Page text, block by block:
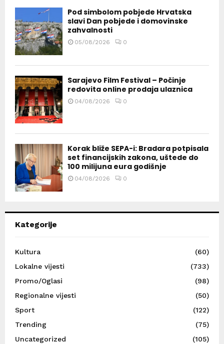
Pod simbolom pobjede Hrvatska
slavi Dan pobjede i domovinske
zahvalnosti
05/08/2026 0
Sarajevo Film Festival – Počinje
redovita online prodaja ulaznica
04/08/2026 0
Korak bliže SEPA-i: Bradara potpisala
set financijskih zakona, uštede do
100 milijuna eura godišnje
04/08/2026 0
Kategorije
Kultura
(60)
Lokalne vijesti
(733)
Promo/Oglasi
(98)
Regionalne vijesti
(50)
Sport
(122)
Trending
(75)
Uncategorized
(105)